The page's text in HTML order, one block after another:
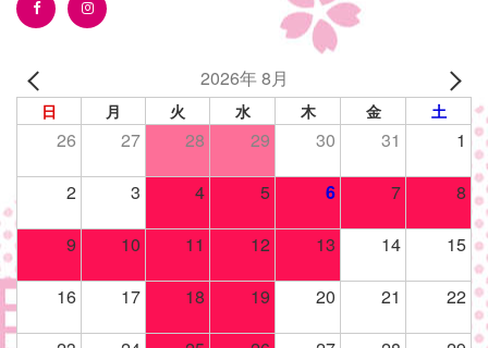
2026年 8月
日 月 火 水 木 金 土
26 27 28 29 30 31 1
2 3 4 5 6 7 8
9 10 11 12 13 14 15
16 17 18 19 20 21 22